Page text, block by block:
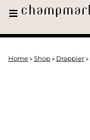
Home » Shop » Drappier »